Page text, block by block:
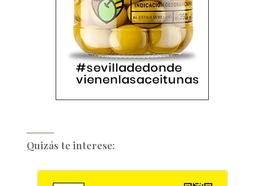
Quizás te interese: